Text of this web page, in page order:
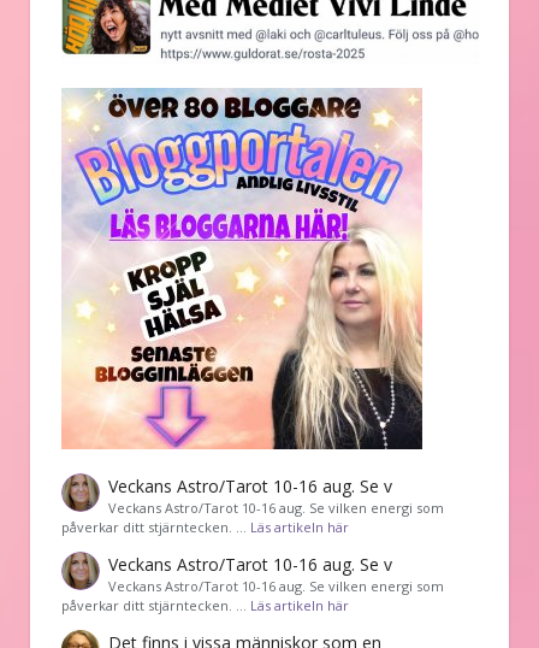
Veckans Astro/Tarot 10-16 aug. Se v
Veckans Astro/Tarot 10-16 aug. Se vilken energi som
påverkar ditt stjärntecken. … Läs artikeln här
Veckans Astro/Tarot 10-16 aug. Se v
Veckans Astro/Tarot 10-16 aug. Se vilken energi som
påverkar ditt stjärntecken. … Läs artikeln här
Det finns i vissa människor som en